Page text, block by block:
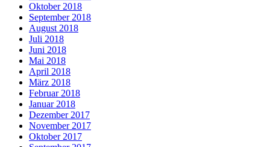
Oktober 2018
September 2018
August 2018
Juli 2018
Juni 2018
Mai 2018
April 2018
März 2018
Februar 2018
Januar 2018
Dezember 2017
November 2017
Oktober 2017